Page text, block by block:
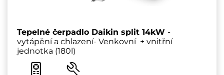
Tepelné čerpadlo Daikin split 14kW -
vytápění a chlazení- Venkovní + vnitřní
jednotka (180l)